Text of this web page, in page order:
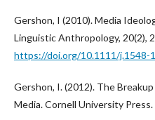
Gershon, I (2010). Media
Linguistic Anthropology, 20(2),
https://doi.org/10.1111/j.1548-
Gershon, I. (2012). The
Media. Cornell University Press.